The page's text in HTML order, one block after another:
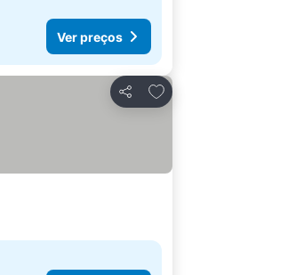
Ver preços
Partilhar
Adicionar aos favoritos